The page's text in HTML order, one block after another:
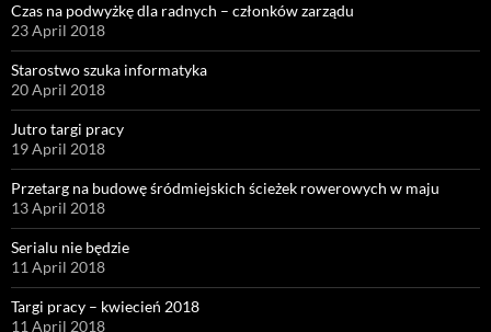
Czas na podwyżkę dla radnych – członków zarządu
23 April 2018
Starostwo szuka informatyka
20 April 2018
Jutro targi pracy
19 April 2018
Przetarg na budowę śródmiejskich ścieżek rowerowych w maju
13 April 2018
Serialu nie będzie
11 April 2018
Targi pracy – kwiecień 2018
11 April 2018